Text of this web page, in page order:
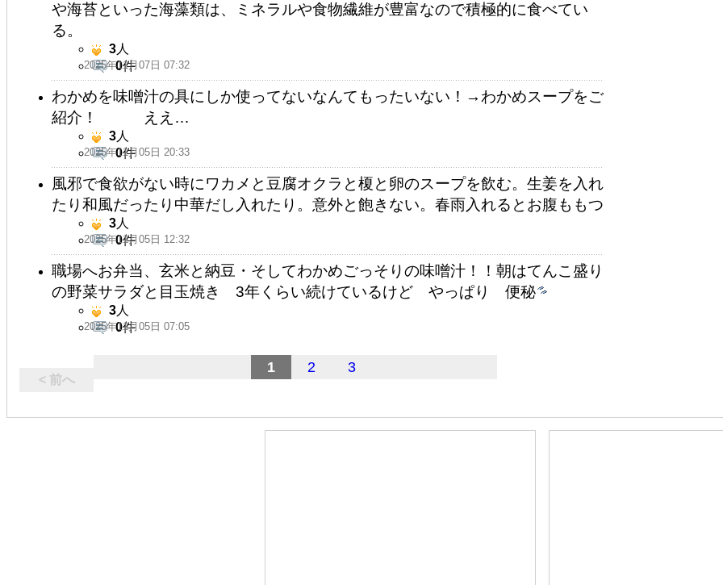
や海苔といった海藻類は、ミネラルや食物繊維が豊富なので積極的に食べてい
る。
2025年11月07日 07:32
3人
0件
わかめを味噌汁の具にしか使ってないなんてもったいない！→わかめスープをご
紹介！ ええ…
2025年11月05日 20:33
3人
0件
風邪で食欲がない時にワカメと豆腐オクラと榎と卵のスープを飲む。生姜を入れ
たり和風だったり中華だし入れたり。意外と飽きない。春雨入れるとお腹ももつ
2025年11月05日 12:32
3人
0件
職場へお弁当、玄米と納豆・そしてわかめごっそりの味噌汁！！朝はてんこ盛り
の野菜サラダと目玉焼き 3年くらい続けているけど やっぱり 便秘
2025年11月05日 07:05
3人
0件
< 前へ
1 2 3